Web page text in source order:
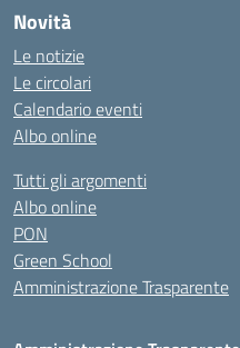
Novità
Le notizie
Le circolari
Calendario eventi
Albo online
Tutti gli argomenti
Albo online
PON
Green School
Amministrazione Trasparente